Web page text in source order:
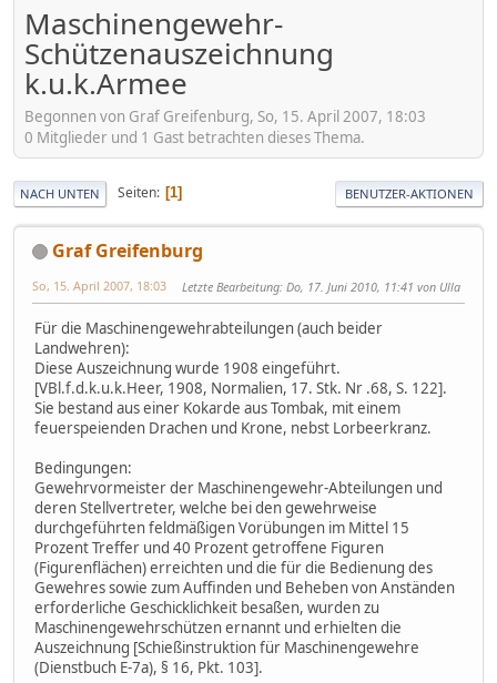
Maschinengewehr-
Schützenauszeichnung
k.u.k.Armee
Begonnen von Graf Greifenburg, So, 15. April 2007, 18:03
0 Mitglieder und 1 Gast betrachten dieses Thema.
NACH UNTEN Seiten 1 BENUTZER-AKTIONEN
Graf Greifenburg
So, 15. April 2007, 18:03 Letzte Bearbeitung: Do, 17. Juni 2010, 11:41 von Ulla
Für die Maschinengewehrabteilungen (auch beider
Landwehren):
Diese Auszeichnung wurde 1908 eingeführt.
[VBl.f.d.k.u.k.Heer, 1908, Normalien, 17. Stk. Nr .68, S. 122].
Sie bestand aus einer Kokarde aus Tombak, mit einem
feuerspeienden Drachen und Krone, nebst Lorbeerkranz.
Bedingungen:
Gewehrvormeister der Maschinengewehr-Abteilungen und
deren Stellvertreter, welche bei den gewehrweise
durchgeführten feldmäßigen Vorübungen im Mittel 15
Prozent Treffer und 40 Prozent getroffene Figuren
(Figurenflächen) erreichten und die für die Bedienung des
Gewehres sowie zum Auffinden und Beheben von Anständen
erforderliche Geschicklichkeit besaßen, wurden zu
Maschinengewehrschützen ernannt und erhielten die
Auszeichnung [Schießinstruktion für Maschinengewehre
(Dienstbuch E-7a), § 16, Pkt. 103].